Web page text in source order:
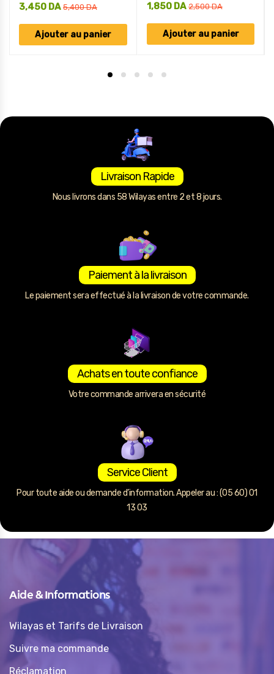
5,400DA
3,450 DA
Ajouter au panier
2,500DA
1,850 DA
Ajouter au panier
Livraison Rapide
Nous livrons dans 58 Wilayas entre 2 et 8 jours.
Paiement à la livraison
Le paiement sera effectué à la livraison de votre commande.
Achats en toute confiance
Votre commande arrivera en sécurité
Service Client
Pour toute aide ou demande d’information. Appeler au : (05 60) 01
13 03
Aide & Informations
Wilayas et Tarifs de Livraison
Suivre ma commande
Réclamation